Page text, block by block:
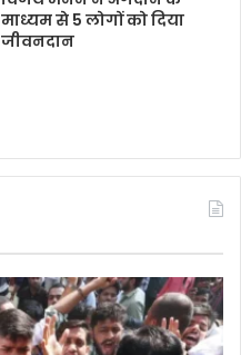
माध्यम से 5 लोगों को दिया
जीवनदान